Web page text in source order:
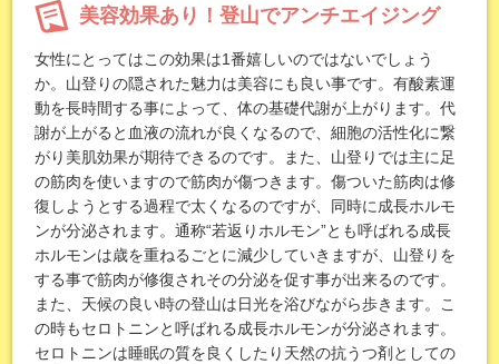
美容効果あり！登山でアンチエイジング
女性にとってはこの効果は1番嬉しいのではないでしょう
か。山登りの隠された魅力は美容にも良い事です。有酸素運
動を長時間する事によって、体の基礎代謝が上がります。代
謝が上がると血液の流れが良くなるので、細胞の活性化に繋
がり美肌効果が期待できるのです。また、山登りでは主に足
の筋肉を使いますので筋肉が傷つきます。傷ついた筋肉は修
復しようとする過程で太くなるのですが、同時に成長ホルモ
ンが分泌されます。通称“若返りホルモン”とも呼ばれる成長
ホルモンは歳を重ねるごとに減少していきますが、山登りを
する事で筋肉が修復されその分泌を促す事が出来るのです。
また、天候の良い時の登山は日光を浴びながら歩きます。こ
の時もセロトニンと呼ばれる成長ホルモンが分泌されます。
セロトニンは睡眠の質を良くしたり天然の抗うつ剤としての